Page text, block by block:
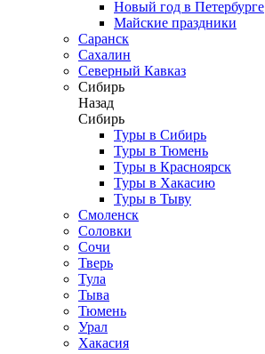
Новый год в Петербурге
Майские праздники
Саранск
Сахалин
Северный Кавказ
Сибирь
Назад
Сибирь
Туры в Сибирь
Туры в Тюмень
Туры в Красноярск
Туры в Хакасию
Туры в Тыву
Смоленск
Соловки
Сочи
Тверь
Тула
Тыва
Тюмень
Урал
Хакасия